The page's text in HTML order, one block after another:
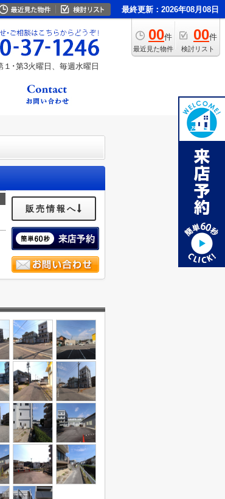
最終更新：2026年08月08日
00件
最近見た物件
00件
検討リスト
１･第3火曜日、毎週水曜日
販売情報へ